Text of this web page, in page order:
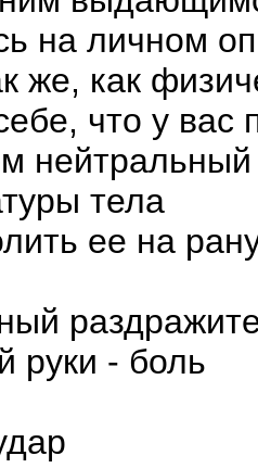
на личном
же, как
что у вас
тела
ее на
руки - боль